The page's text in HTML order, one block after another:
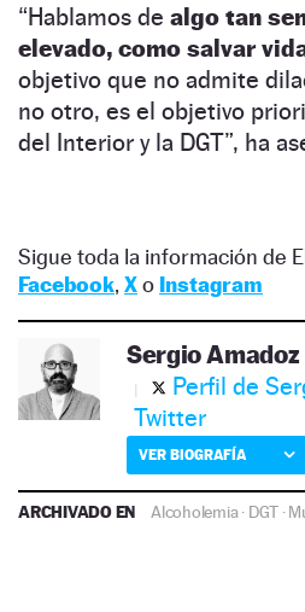
“Hablamos de algo tan
elevado, como salvar
objetivo que no admite
no otro, es el objetivo
del Interior y la DGT”, ha
Sigue toda la información de
Facebook, Xo Instagram
Sergio Amadoz
Perfil de
Twitter
VER BIOGRAFÍA
ARCHIVADO EN Alcoholemia· DGT ·